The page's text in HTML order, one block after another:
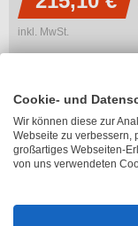
inkl. MwSt.
Länge
Bitte wählen
Höhe
Cookie- und
Wir können diese zur
Webseite zu verbessern,
großartiges Webseiten-
von uns verwendeten